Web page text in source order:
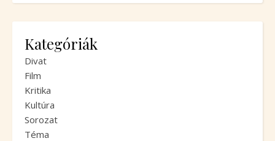
Kategóriák
Divat
Film
Kritika
Kultúra
Sorozat
Téma